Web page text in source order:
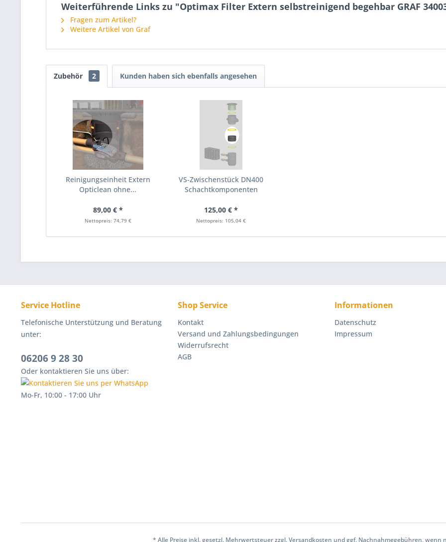
Weiterführende Links zu "Optimax Filter Extern selbstreinigend begehbar GRAF
Fragen zum Artikel?
Weitere Artikel von Graf
Zubehör 2 Kunden haben sich ebenfalls angesehen
Reinigungseinheit Extern
Opticlean ohne...
89,00 € *
Nettopreis: 74,79 €
VS-Zwischenstück DN400
Schachtkomponenten
125,00 € *
Nettopreis: 105,04 €
Service Hotline
Telefonische Unterstützung und Beratung
unter:
06206 9 28 30
Oder kontaktieren Sie uns über:
Mo-Fr, 10:00 - 17:00 Uhr
Shop Service
Kontakt
Versand und Zahlungsbedingungen
Widerrufsrecht
AGB
Informationen
Datenschutz
Impressum
* Alle Preise inkl. gesetzl. Mehrwertsteuer zzgl. Versandkosten und ggf. Nachnahmegebühren, wenn